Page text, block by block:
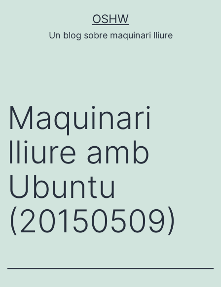
OSHW
Un blog sobre maquinari lliure
Maquinari
lliure amb
Ubuntu
(20150509)